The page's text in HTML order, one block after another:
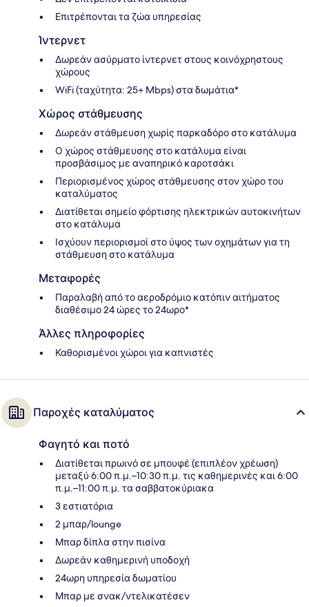
Επιτρέπονται τα ζώα υπηρεσίας
Ίντερνετ
Δωρεάν ασύρματο ίντερνετ στους κοινόχρηστους
χώρους
WiFi (ταχύτητα: 25+ Mbps) στα δωμάτια*
Χώρος στάθμευσης
Δωρεάν στάθμευση χωρίς παρκαδόρο στο κατάλυμα
Ο χώρος στάθμευσης στο κατάλυμα είναι
προσβάσιμος με αναπηρικό καροτσάκι
Περιορισμένος χώρος στάθμευσης στον χώρο του
καταλύματος
Διατίθεται σημείο φόρτισης ηλεκτρικών αυτοκινήτων
στο κατάλυμα
Ισχύουν περιορισμοί στο ύψος των οχημάτων για τη
στάθμευση στο κατάλυμα
Μεταφορές
Παραλαβή από το αεροδρόμιο κατόπιν αιτήματος
διαθέσιμο 24 ώρες το 24ωρο*
Άλλες πληροφορίες
Καθορισμένοι χώροι για καπνιστές
Παροχές καταλύματος
Φαγητό και ποτό
Διατίθεται πρωινό σε μπουφέ (επιπλέον χρέωση)
μεταξύ 6:00 π.μ.–10:30 π.μ. τις καθημερινές και 6:00
π.μ.–11:00 π.μ. τα σαββατοκύριακα
3 εστιατόρια
2 μπαρ/lounge
Μπαρ δίπλα στην πισίνα
Δωρεάν καθημερινή υποδοχή
24ωρη υπηρεσία δωματίου
Μπαρ με σνακ/ντελικατέσεν